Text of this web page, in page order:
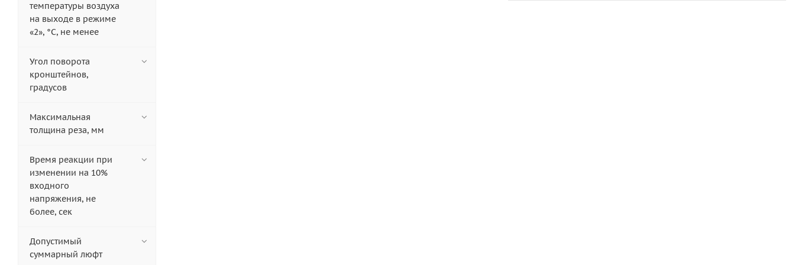
температуры воздуха
на выходе в режиме
«2», °С, не менее
Угол поворота
кронштейнов,
градусов
Максимальная
толщина реза, мм
Время реакции при
изменении на 10%
входного
напряжения, не
более, сек
Допустимый
суммарный люфт